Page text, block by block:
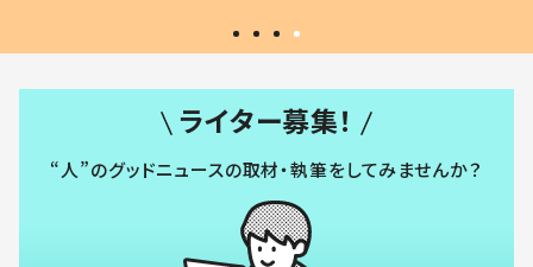
ライター募集！
“人”のグッドニュースの取材・執筆をしてみませんか？